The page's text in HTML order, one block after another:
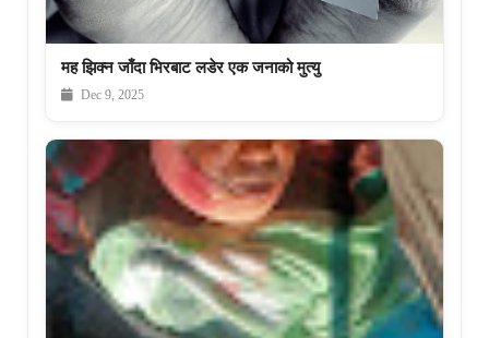
मह झिक्न जाँदा भिरबाट लडेर एक जनाको मुत्यु
Dec 9, 2025